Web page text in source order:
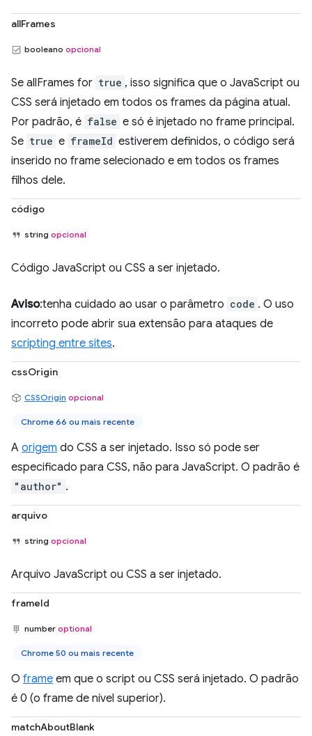
allFrames
booleano opcional
Se allFrames for true , isso significa que o JavaScript ou
CSS será injetado em todos os frames da página atual.
Por padrão, é false e só é injetado no frame principal.
Se true e frameId estiverem definidos, o código será
inserido no frame selecionado e em todos os frames
filhos dele.
código
string opcional
Código JavaScript ou CSS a ser injetado.
Aviso:tenha cuidado ao usar o parâmetro code . O uso
incorreto pode abrir sua extensão para ataques de
scripting entre sites.
cssOrigin
CSSOrigin opcional
Chrome 66 ou mais recente
A origem do CSS a ser injetado. Isso só pode ser
especificado para CSS, não para JavaScript. O padrão é
"author" .
arquivo
string opcional
Arquivo JavaScript ou CSS a ser injetado.
frameId
number optional
Chrome 50 ou mais recente
O frame em que o script ou CSS será injetado. O padrão
é 0 (o frame de nível superior).
matchAboutBlank